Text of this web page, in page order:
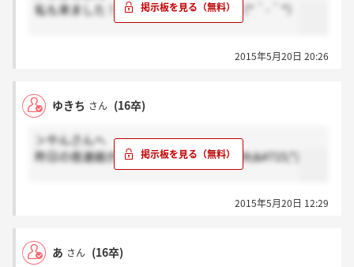
私も来ました！お互い頑張りましょう（*＾-＾*）
2015年5月20日 20:26
ゆきち さん (16卒)
＞やんさんへ
昨日の夜連絡がきました(*&#714;&#7509;&#715;*)
2015年5月20日 12:29
あ さん (16卒)